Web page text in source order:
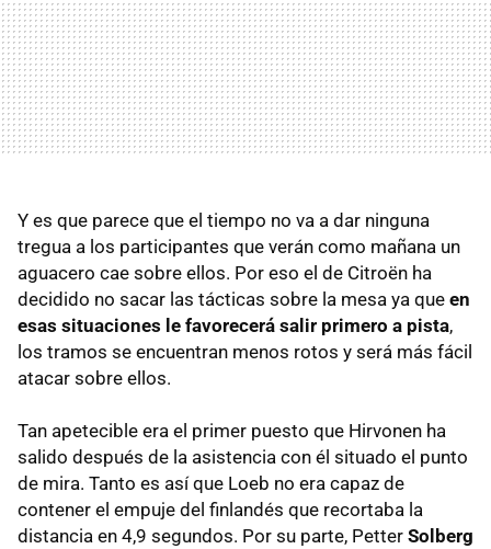
Y es que parece que el tiempo no va a dar ninguna
tregua a los participantes que verán como mañana un
aguacero cae sobre ellos. Por eso el de Citroën ha
decidido no sacar las tácticas sobre la mesa ya que en
esas situaciones le favorecerá salir primero a pista,
los tramos se encuentran menos rotos y será más fácil
atacar sobre ellos.
Tan apetecible era el primer puesto que Hirvonen ha
salido después de la asistencia con él situado el punto
de mira. Tanto es así que Loeb no era capaz de
contener el empuje del finlandés que recortaba la
distancia en 4,9 segundos. Por su parte, Petter Solberg